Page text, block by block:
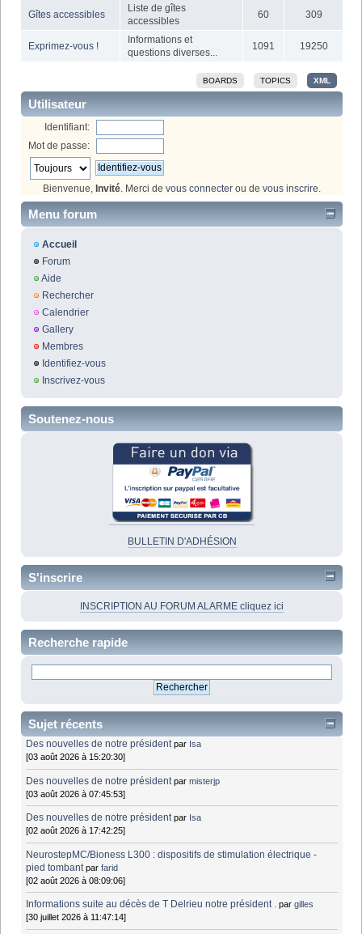
Gîtes accessibles
Liste de gîtes
accessibles
60 309
Exprimez-vous !
Informations et
questions diverses...
1091 19250
BOARDS TOPICS XML
Utilisateur
Identifiant:
Mot de passe:
Bienvenue, Invité . Merci de vous connecter ou de vous inscrire
Menu forum
Accueil
Forum
Aide
Rechercher
Calendrier
Gallery
Membres
Identifiez-vous
Inscrivez-vous
Soutenez-nous
BULLETIN D'ADHÉSION
S'inscrire
INSCRIPTION AU FORUM ALARME cliquez ici
Recherche rapide
Sujet récents
Des nouvelles de notre président par Isa
[03 août 2026 à 15:20:30]
Des nouvelles de notre président parmisterjp
[03 août 2026 à 07:45:53]
Des nouvelles de notre président par Isa
[02 août 2026 à 17:42:25]
NeurostepMC/Bioness L300 : dispositifs de stimulation électrique -
pied tombant parfarid
[02 août 2026 à 08:09:06]
Informations suite au décès de T Delrieu notre président . pargilles
[30 juillet 2026 à 11:47:14]